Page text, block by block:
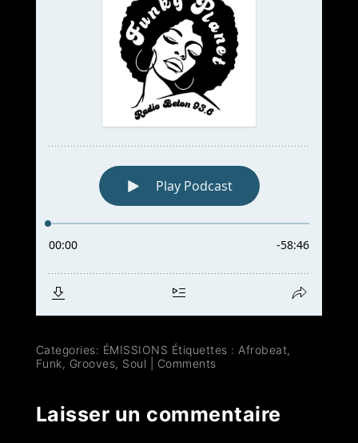
Categories: ÉMISSIONS Étiquettes : Afrobeat,
Funk, Grooves, Soul Comments
Laisser un commentaire